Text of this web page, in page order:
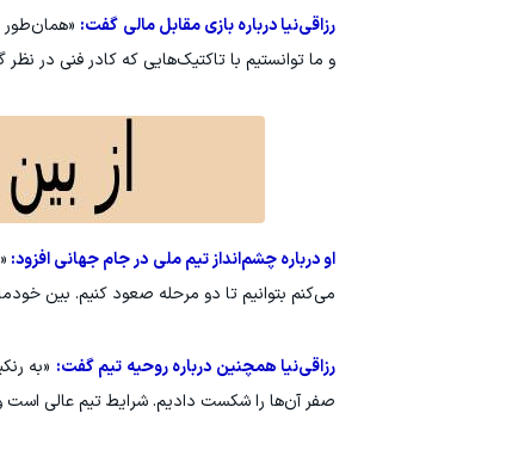
رزاقی‌نیا درباره بازی مقابل مالی گفت: «همان‌طور
و ما توانستیم با تاکتیک‌هایی که کادر فنی در نظر
او درباره چشم‌انداز تیم ملی در جام جهانی افزود:
می‌کنم بتوانیم تا دو مرحله صعود کنیم. بین
رزاقی‌نیا همچنین درباره روحیه تیم گفت:
صفر آن‌ها را شکست دادیم. شرایط تیم عالی است و